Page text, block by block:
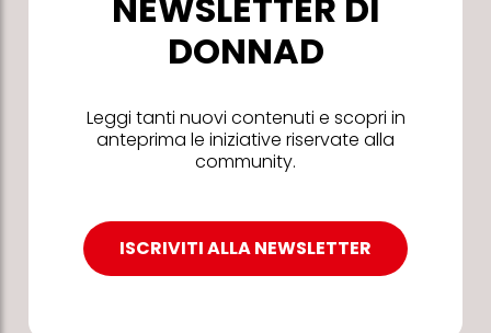
DONNAD
Leggi tanti nuovi contenuti e scopri in
anteprima le iniziative riservate alla
community.
ISCRIVITI ALLA NEWSLETTER